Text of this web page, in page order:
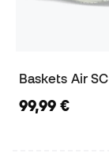
Baskets Air SC
99,99 €